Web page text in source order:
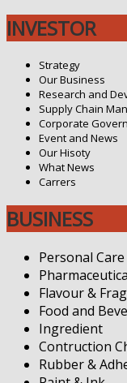
INVESTOR
Strategy
Our Business
Research and
Supply Chain
Corporate
Event and News
Our Hisoty
What News
Carrers
BUSINESS
Personal Care
Flavour &
Food and
Ingredient
Contruction
Rubber &